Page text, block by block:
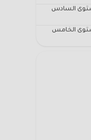
السادس
الخامس